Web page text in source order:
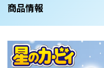
商品情報